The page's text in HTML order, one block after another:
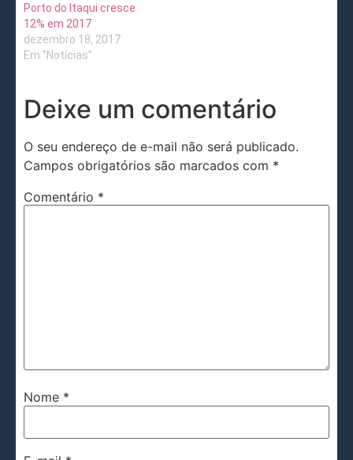
Porto do Itaqui cresce
12% em 2017
dezembro 18, 2017
Em "Notícias"
Deixe um comentário
O seu endereço de e-mail não será publicado.
Campos obrigatórios são marcados com *
Comentário *
Nome *